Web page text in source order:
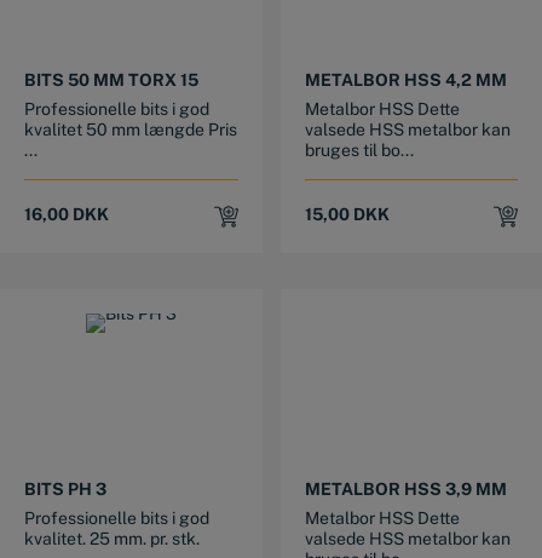
BITS 50 MM TORX 15
Professionelle bits i god
kvalitet 50 mm længde Pris
...
16,00 DKK
METALBOR HSS 4,2 MM
Metalbor HSS Dette
valsede HSS metalbor kan
bruges til bo...
15,00 DKK
BITS PH 3
Professionelle bits i god
kvalitet. 25 mm. pr. stk.
METALBOR HSS 3,9 MM
Metalbor HSS Dette
valsede HSS metalbor kan